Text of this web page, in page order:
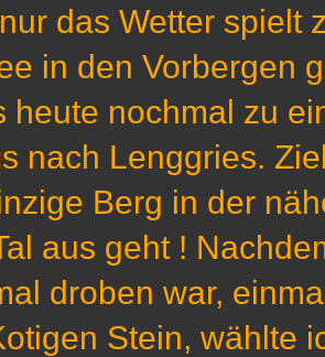
das Wetter spielt
in den Vorbergen
heute nochmal zu
nach Lenggries.
Berg in der
aus geht !
droben war,
Stein, wählte